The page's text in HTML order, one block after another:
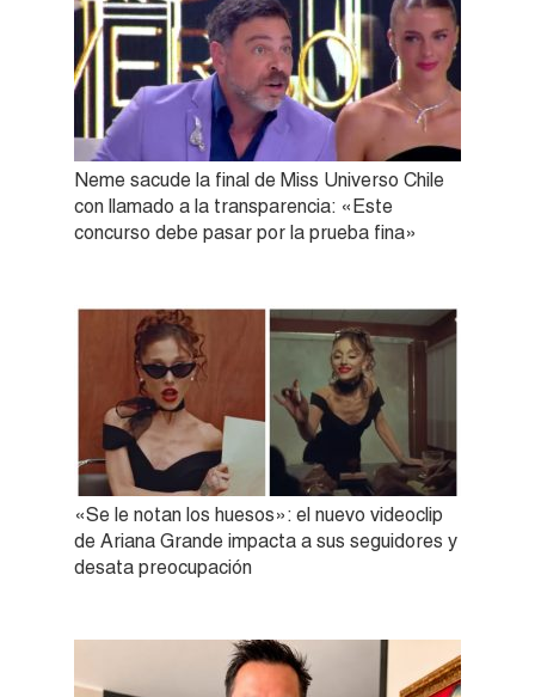
Neme sacude la final de Miss Universo Chile
con llamado a la transparencia: «Este
concurso debe pasar por la prueba fina»
«Se le notan los huesos»: el nuevo videoclip
de Ariana Grande impacta a sus seguidores y
desata preocupación